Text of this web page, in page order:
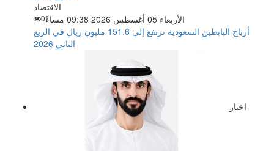
الاقتصاد
الأربعاء 05 أغسطس 2026 09:38 مساءً
0
أرباح البابطين السعودية ترتفع إلى 151.6 مليون ريال في الربع
الثاني 2026
اخبار